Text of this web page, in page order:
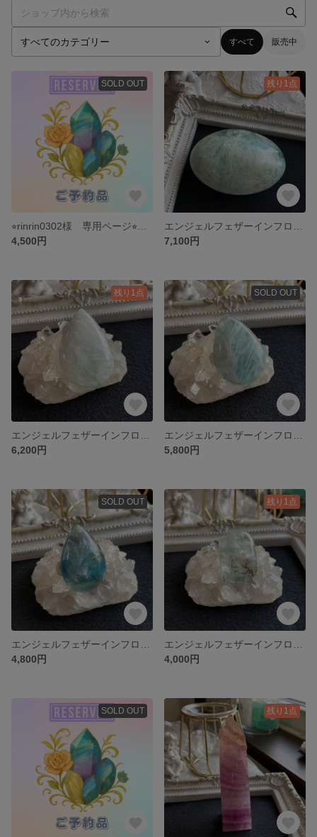
すべて 販売中
SOLD OUT
4,500円
残り1点
7,100円
残り1点
6,200円
SOLD OUT
5,800円
SOLD OUT
4,800円
残り1点
4,000円
SOLD OUT 残り1点